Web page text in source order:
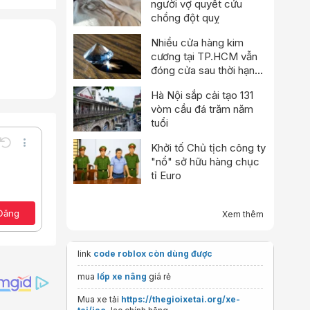
Undo Thêm tùy chọn…
Toggle BB code
Lưu nháp
người vợ quyết cứu
chồng đột quỵ
Nhiều cửa hàng kim
cương tại TP.HCM vẫn
đóng cửa sau thời hạn
Hà Nội sắp cải tạo 131
vòm cầu đá trăm năm
tuổi
Khởi tố Chủ tịch công ty
"nổ" sở hữu hàng chục
tỉ Euro
Xem thêm
link code roblox còn dùng được
mua lốp xe nâng giá rẻ
Mua xe tải https://thegioixetai.org/xe-